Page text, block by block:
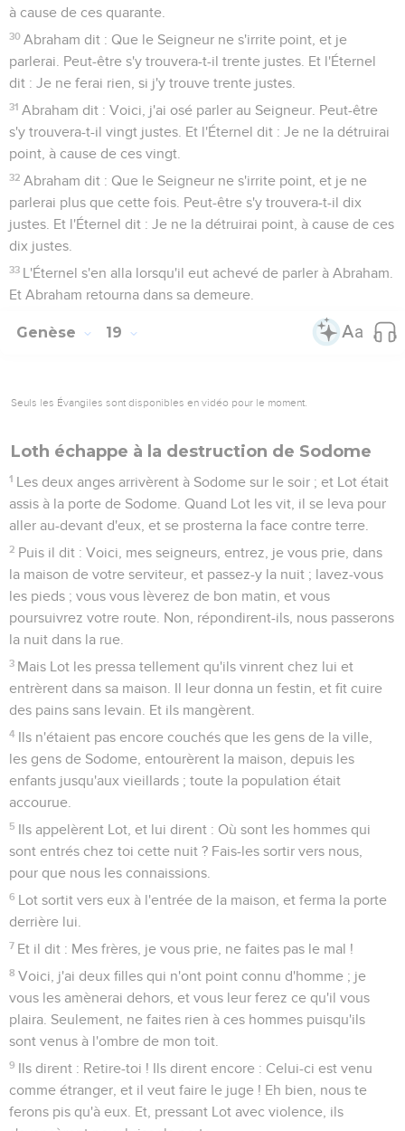
à cause de ces quarante.
30 Abraham dit : Que le Seigneur ne s'irrite point, et je
parlerai. Peut-être s'y trouvera-t-il trente justes. Et l'Éternel
dit : Je ne ferai rien, si j'y trouve trente justes.
31 Abraham dit : Voici, j'ai osé parler au Seigneur. Peut-être
s'y trouvera-t-il vingt justes. Et l'Éternel dit : Je ne la détruirai
point, à cause de ces vingt.
32 Abraham dit : Que le Seigneur ne s'irrite point, et je ne
parlerai plus que cette fois. Peut-être s'y trouvera-t-il dix
justes. Et l'Éternel dit : Je ne la détruirai point, à cause de ces
dix justes.
33 L'Éternel s'en alla lorsqu'il eut achevé de parler à Abraham.
Et Abraham retourna dans sa demeure.
Genèse 19
Seuls les Évangiles sont disponibles en vidéo pour le moment.
Loth échappe à la destruction de Sodome
1 Les deux anges arrivèrent à Sodome sur le soir ; et Lot était
assis à la porte de Sodome. Quand Lot les vit, il se leva pour
aller au-devant d'eux, et se prosterna la face contre terre.
2 Puis il dit : Voici, mes seigneurs, entrez, je vous prie, dans
la maison de votre serviteur, et passez-y la nuit ; lavez-vous
les pieds ; vous vous lèverez de bon matin, et vous
poursuivrez votre route. Non, répondirent-ils, nous passerons
la nuit dans la rue.
3 Mais Lot les pressa tellement qu'ils vinrent chez lui et
entrèrent dans sa maison. Il leur donna un festin, et fit cuire
des pains sans levain. Et ils mangèrent.
4 Ils n'étaient pas encore couchés que les gens de la ville,
les gens de Sodome, entourèrent la maison, depuis les
enfants jusqu'aux vieillards ; toute la population était
accourue.
5 Ils appelèrent Lot, et lui dirent : Où sont les hommes qui
sont entrés chez toi cette nuit ? Fais-les sortir vers nous,
pour que nous les connaissions.
6 Lot sortit vers eux à l'entrée de la maison, et ferma la porte
derrière lui.
7 Et il dit : Mes frères, je vous prie, ne faites pas le mal !
8 Voici, j'ai deux filles qui n'ont point connu d'homme ; je
vous les amènerai dehors, et vous leur ferez ce qu'il vous
plaira. Seulement, ne faites rien à ces hommes puisqu'ils
sont venus à l'ombre de mon toit.
9 Ils dirent : Retire-toi ! Ils dirent encore : Celui-ci est venu
comme étranger, et il veut faire le juge ! Eh bien, nous te
ferons pis qu'à eux. Et, pressant Lot avec violence, ils